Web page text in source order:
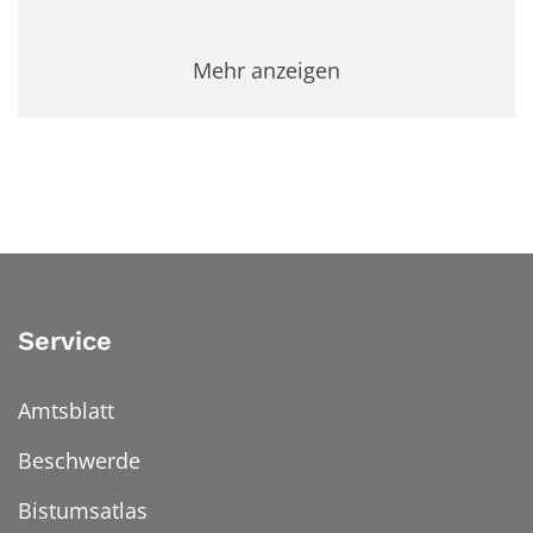
Mehr anzeigen
Service
Amtsblatt
Beschwerde
Bistumsatlas